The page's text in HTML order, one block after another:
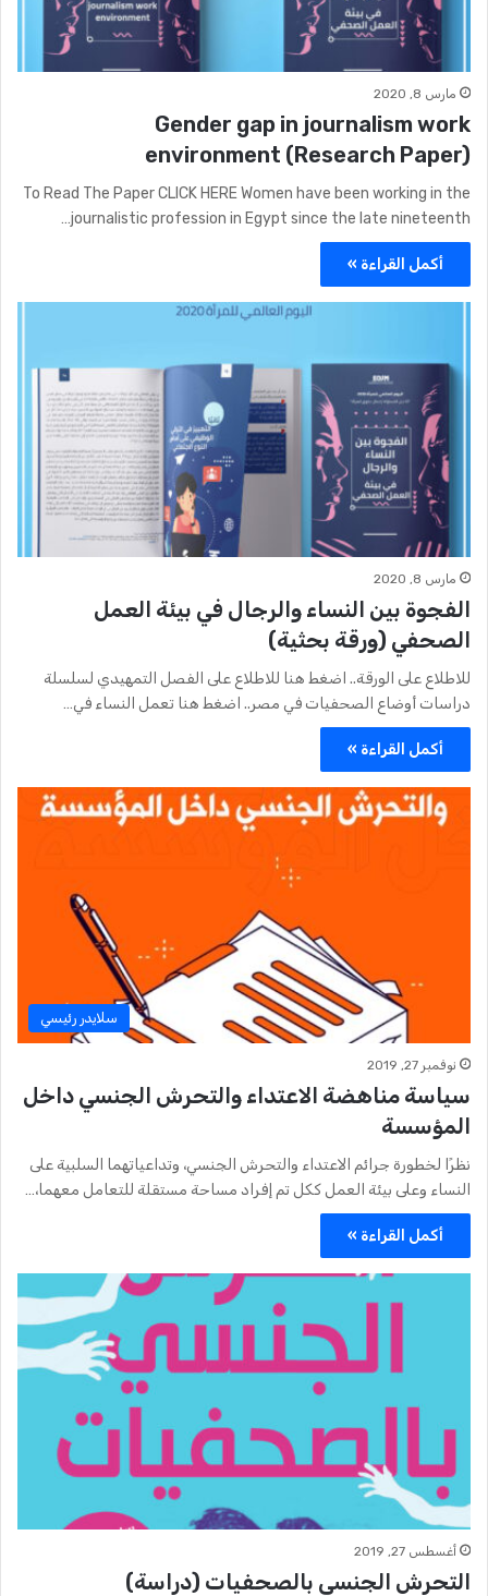
مارس 8, 2020
Gender gap in journalism work
environment (Research Paper)
To Read The Paper CLICK HERE Women have been working in the
journalistic profession in Egypt since the late nineteenth…
أكمل القراءة »
مارس 8, 2020
الفجوة بين النساء والرجال في بيئة العمل
الصحفي (ورقة بحثية)
للاطلاع على الورقة.. اضغط هنا للاطلاع على الفصل التمهيدي لسلسلة
دراسات أوضاع الصحفيات في مصر.. اضغط هنا تعمل النساء في…
أكمل القراءة »
سلايدر رئيسي
نوفمبر 27, 2019
سياسة مناهضة الاعتداء والتحرش الجنسي داخل
المؤسسة
نظرًا لخطورة جرائم الاعتداء والتحرش الجنسي، وتداعياتهما السلبية على
النساء وعلى بيئة العمل ككل تم إفراد مساحة مستقلة للتعامل معهما،…
أكمل القراءة »
أغسطس 27, 2019
التحرش الجنسي بالصحفيات (دراسة)